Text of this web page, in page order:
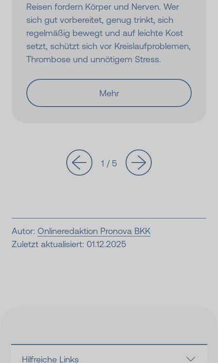
Reisen fordern Körper und Nerven. Wer
sich gut vorbereitet, genug trinkt, sich
regelmäßig bewegt und auf leichte Kost
setzt, schützt sich vor Kreislaufproblemen,
Thrombose und unnötigem Stress.
Mehr
1 / 5
Autor: Onlineredaktion Pronova BKK
Zuletzt aktualisiert: 01.12.2025
Hilfreiche Links